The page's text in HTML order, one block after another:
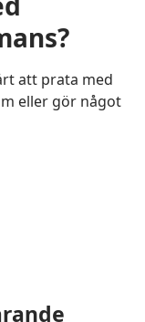
att prata med
eller gör något